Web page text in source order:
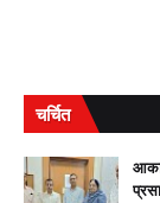
चर्चित